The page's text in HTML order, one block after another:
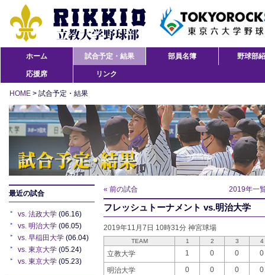
ホーム 試合予定・結果 部員名簿 野球部
応援席 リンク
HOME > 試合予定・結果
最近の試合
vs. 法政大学 (06.16)
vs. 明治大学 (06.05)
vs. 早稲田大学 (06.04)
vs. 東京大学 (05.24)
vs. 東京大学 (05.23)
« 前の試合 2019年一
フレッシュトーナメント vs.明治大学
2019年11月7日 10時31分 神宮球場
TEAM 1 2 3 4
立教大学 1 0 0 0
明治大学 0 0 0 0